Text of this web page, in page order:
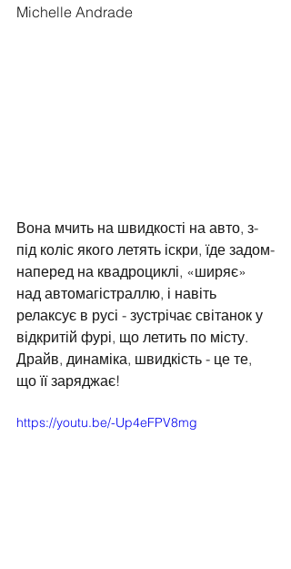
Michelle Andrade
Вона мчить на швидкості на авто, з-
під коліс якого летять іскри, їде задом-
наперед на квадроциклі, «ширяє»
над автомагістраллю, і навіть
релаксує в русі - зустрічає світанок у
відкритій фурі, що летить по місту.
Драйв, динаміка, швидкість - це те,
що її заряджає!
https://youtu.be/-Up4eFPV8mg